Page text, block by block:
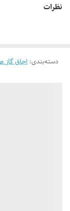
عرض گاز : 50cm
نظرات
دسته‌بندی: اجاق گاز